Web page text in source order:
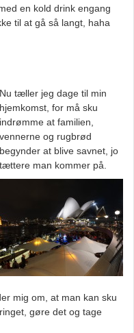
en kold drink engang
til at gå så langt, haha
Nu tæller jeg dage til min
hjemkomst, for må sku
indrømme at familien,
vennerne og rugbrød
begynder at blive savnet, jo
tættere man kommer på.
mig om, at man kan sku
gøre det og tage